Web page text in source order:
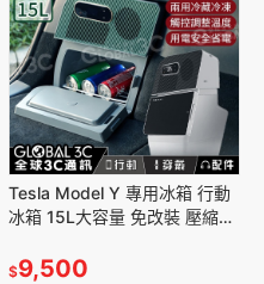
Tesla Model Y 專用冰箱 行動
冰箱 15L大容量 免改裝 壓縮機
露營
$9,500